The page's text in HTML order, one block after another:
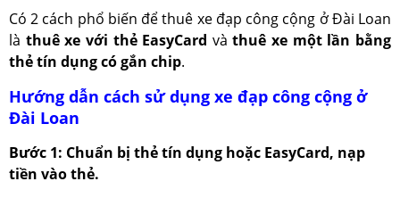
Có 2 cách phổ biến để thuê xe đạp công cộng ở Đài Loan
là thuê xe với thẻ EasyCard vàthuê xe một lần bằng
thẻ tín dụng có gắn chip.
Hướng dẫn cách sử dụng xe đạp công cộng ở
Đài Loan
Bước 1: Chuẩn bị thẻ tín dụng hoặc EasyCard, nạp
tiền vào thẻ.